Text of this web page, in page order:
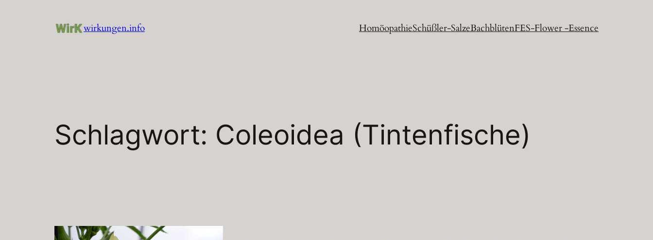
wirkungen.info HomöopathieSchüßler-SalzeBachblütenFES-Flower -Essence
Schlagwort: Coleoidea (Tintenfische)